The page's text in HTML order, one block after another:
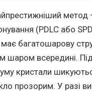
метод
(PDLC або SPD
багатошарову
шаром всередині.
кристали
прозорим. У разі